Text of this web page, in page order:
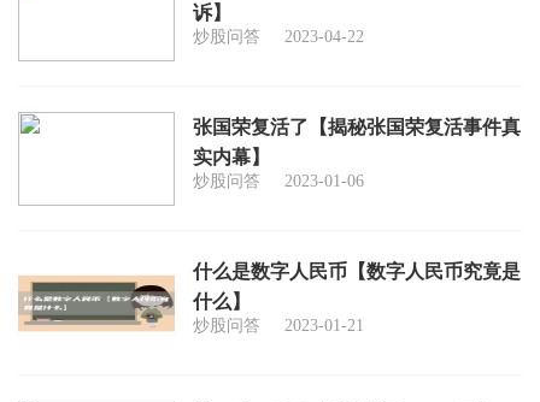
诉】
炒股问答 2023-04-22
张国荣复活了【揭秘张国荣复活事件真
实内幕】
炒股问答 2023-01-06
什么是数字人民币【数字人民币究竟是
什么】
炒股问答 2023-01-21